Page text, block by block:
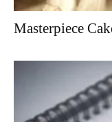
Masterpiece